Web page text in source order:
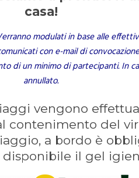
casa!
modulati in base alle
con e-mail di
di un minimo di partecipanti. In
annullato.
vengono
contenimento del
a bordo è
il gel